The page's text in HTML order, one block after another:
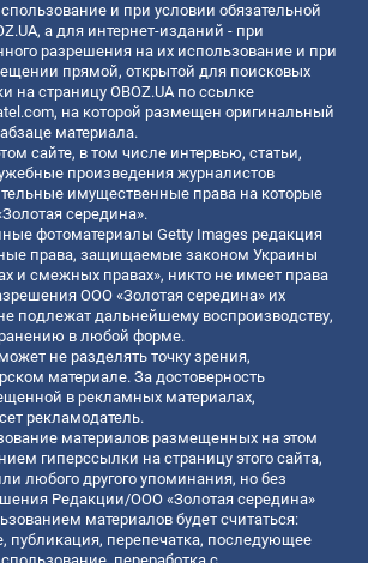
и при условии обязательной
а для интернет-изданий - при
разрешения на их использование и при
прямой, открытой для поисковых
на страницу OBOZ.UA по ссылке
, на которой размещен оригинальный
материала.
сайте, в том числе интервью, статьи,
произведения журналистов
имущественные права на которые
середина».
фотоматериалы Getty Images редакция
права, защищаемые законом Украины
и смежных правах», никто не имеет права
ООО «Золотая середина» их
подлежат дальнейшему воспроизводству,
в любой форме.
не разделять точку зрения,
материале. За достоверность
в рекламных материалах,
рекламодатель.
материалов размещенных на этом
гиперссылки на страницу этого сайта,
любого другого упоминания, но без
Редакции/ООО «Золотая середина»
материалов будет считаться:
публикация, перепечатка, последующее